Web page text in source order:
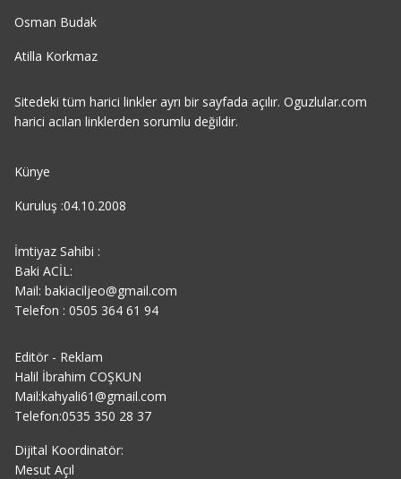
Osman Budak
Atilla Korkmaz
Sitedeki tüm harici linkler ayrı bir sayfada açılır. Oguzlular.com
harici acılan linklerden sorumlu değildir.
Künye
Kuruluş :04.10.2008
İmtiyaz Sahibi :
Baki ACİL:
Mail: bakiaciljeo@gmail.com
Telefon : 0505 364 61 94
Editör - Reklam
Halil İbrahim COŞKUN
Mail:kahyali61@gmail.com
Telefon:0535 350 28 37
Dijital Koordinatör:
Mesut Açıl